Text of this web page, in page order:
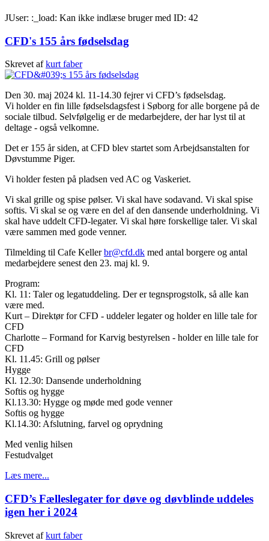
JUser: :_load: Kan ikke indlæse bruger med ID: 42
CFD's 155 års fødselsdag
Skrevet afkurt faber
Den 30. maj 2024 kl. 11-14.30 fejrer vi CFD’s fødselsdag.
Vi holder en fin lille fødselsdagsfest i Søborg for alle borgene på de
sociale tilbud. Selvfølgelig er de medarbejdere, der har lyst til at
deltage - også velkomne.
Det er 155 år siden, at CFD blev startet som Arbejdsanstalten for
Døvstumme Piger.
Vi holder festen på pladsen ved AC og Vaskeriet.
Vi skal grille og spise pølser. Vi skal have sodavand. Vi skal spise
softis. Vi skal se og være en del af den dansende underholdning. Vi
skal have uddelt CFD-legater. Vi skal høre forskellige taler. Vi skal
være sammen med gode venner.
Tilmelding til Cafe Kellerbr@cfd.dk med antal borgere og antal
medarbejdere senest den 23. maj kl. 9.
Program:
Kl. 11: Taler og legatuddeling. Der er tegnsprogstolk, så alle kan
være med.
Kurt – Direktør for CFD - uddeler legater og holder en lille tale for
CFD
Charlotte – Formand for Karvig bestyrelsen - holder en lille tale for
CFD
Kl. 11.45: Grill og pølser
Hygge
Kl. 12.30: Dansende underholdning
Softis og hygge
Kl.13.30: Hygge og møde med gode venner
Softis og hygge
Kl.14.30: Afslutning, farvel og oprydning
Med venlig hilsen
Festudvalget
Læs mere...
CFD’s Fælleslegater for døve og døvblinde uddeles
igen her i 2024
Skrevet afkurt faber